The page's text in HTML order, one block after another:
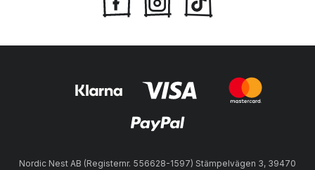
Nordic Nest AB (Registernr. 556628-1597) Stämpelvägen 3, 39470